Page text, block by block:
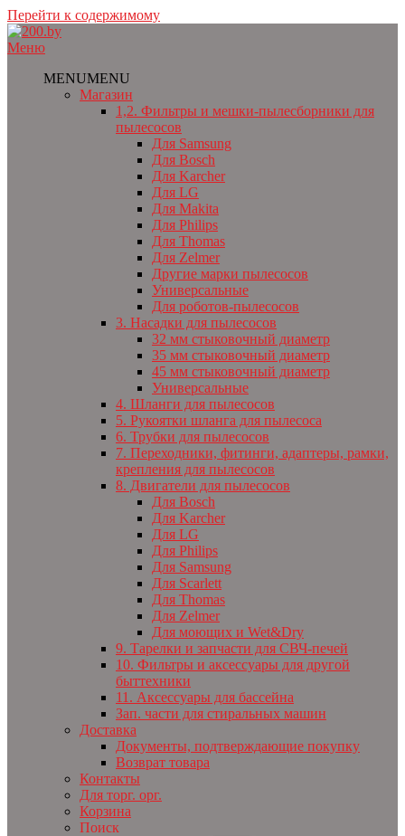
Перейти к содержимому
Меню
MENUMENU
Магазин
1,2. Фильтры и мешки-пылесборники для
пылесосов
Для Samsung
Для Bosch
Для Karcher
Для LG
Для Makita
Для Philips
Для Thomas
Для Zelmer
Другие марки пылесосов
Универсальные
Для роботов-пылесосов
3. Насадки для пылесосов
32 мм стыковочный диаметр
35 мм стыковочный диаметр
45 мм стыковочный диаметр
Универсальные
4. Шланги для пылесосов
5. Рукоятки шланга для пылесоса
6. Трубки для пылесосов
7. Переходники, фитинги, адаптеры, рамки,
крепления для пылесосов
8. Двигатели для пылесосов
Для Bosch
Для Karcher
Для LG
Для Philips
Для Samsung
Для Scarlett
Для Thomas
Для Zelmer
Для моющих и Wet&Dry
9. Тарелки и запчасти для СВЧ-печей
10. Фильтры и аксессуары для другой
быттехники
11. Аксессуары для бассейна
Зап. части для стиральных машин
Доставка
Документы, подтверждающие покупку
Возврат товара
Контакты
Для торг. орг.
Корзина
Поиск